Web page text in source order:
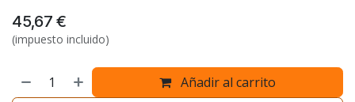
45,67 €
(impuesto incluido)
Añadir al carrito